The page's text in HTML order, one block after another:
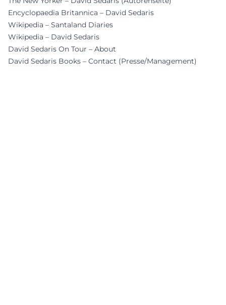
Encyclopaedia Britannica – David Sedaris
Wikipedia – Santaland Diaries
Wikipedia – David Sedaris
David Sedaris On Tour – About
David Sedaris Books – Contact (Presse/Management)